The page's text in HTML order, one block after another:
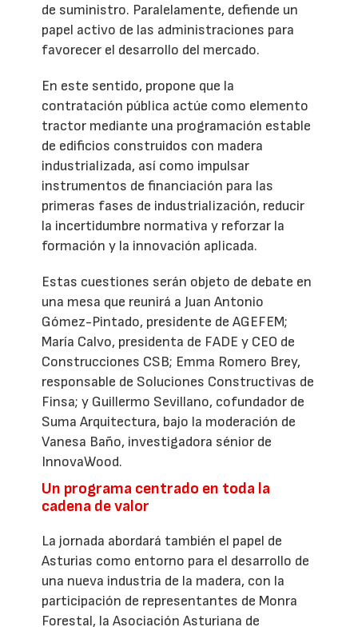
de suministro. Paralelamente, defiende un
papel activo de las administraciones para
favorecer el desarrollo del mercado.
En este sentido, propone que la
contratación pública actúe como elemento
tractor mediante una programación estable
de edificios construidos con madera
industrializada, así como impulsar
instrumentos de financiación para las
primeras fases de industrialización, reducir
la incertidumbre normativa y reforzar la
formación y la innovación aplicada.
Estas cuestiones serán objeto de debate en
una mesa que reunirá a Juan Antonio
Gómez-Pintado, presidente de AGEFEM;
María Calvo, presidenta de FADE y CEO de
Construcciones CSB; Emma Romero Brey,
responsable de Soluciones Constructivas de
Finsa; y Guillermo Sevillano, cofundador de
Suma Arquitectura, bajo la moderación de
Vanesa Baño, investigadora sénior de
InnovaWood.
Un programa centrado en toda la
cadena de valor
La jornada abordará también el papel de
Asturias como entorno para el desarrollo de
una nueva industria de la madera, con la
participación de representantes de Monra
Forestal, la Asociación Asturiana de